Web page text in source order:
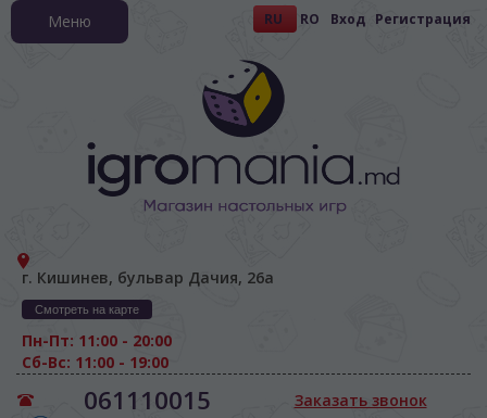
RU RO Вход Регистрация
г. Кишинев, бульвар Дачия, 26а
Смотреть на карте
Пн-Пт: 11:00 - 20:00
Сб-Вс: 11:00 - 19:00
061110015
Заказать звонок
Меню